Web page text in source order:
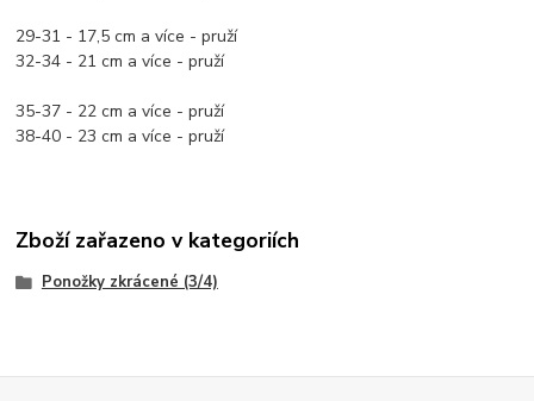
29-31 - 17,5 cm a více - pruží
32-34 - 21 cm a více - pruží
35-37 - 22 cm a více - pruží
38-40 - 23 cm a více - pruží
Zboží zařazeno v kategoriích
Ponožky zkrácené (3/4)